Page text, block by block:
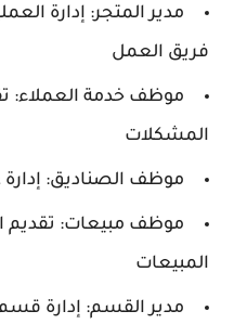
مدير المتجر: إدارة
فريق العمل
موظف خدمة العملاء:
المشكلات
موظف الصناديق: إدارة
موظف مبيعات: تقديم
المبيعات
مدير القسم: إدارة قسم